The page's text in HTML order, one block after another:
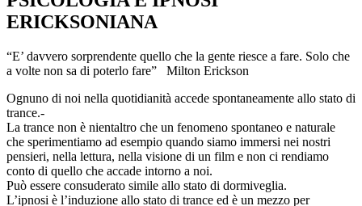
ERICKSONIANA
“E’ davvero sorprendente quello che la gente riesce a fare. Solo che
a volte non sa di poterlo fare” Milton Erickson
Ognuno di noi nella quotidianità accede spontaneamente allo stato di
trance.-
La trance non è nientaltro che un fenomeno spontaneo e naturale
che sperimentiamo ad esempio quando siamo immersi nei nostri
pensieri, nella lettura, nella visione di un film e non ci rendiamo
conto di quello che accade intorno a noi.
Può essere consuderato simile allo stato di dormiveglia.
L’ipnosi è l’induzione allo stato di trance ed è un mezzo per